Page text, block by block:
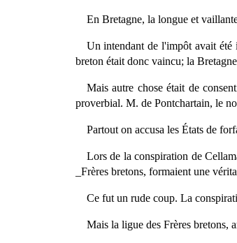
En Bretagne, la longue et
Un intendant de l'impôt avait été
breton était donc vaincu; la
Mais autre chose était de
proverbial. M. de Pontchartain, le
Partout on accusa les États de
Lors de la conspiration de
_Frères bretons, formaient une
Ce fut un rude coup. La
Mais la ligue des Frères bretons,